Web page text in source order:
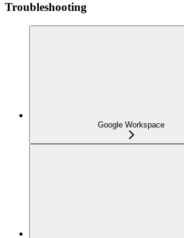
Troubleshooting
Google Workspace